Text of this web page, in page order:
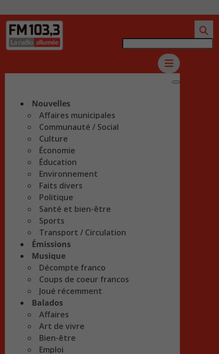
Nouvelles
Affaires municipales
Communauté / Social
Culture
Économie
Éducation
Environnement
Faits divers
Politique
Santé et bien-être
Sports
Transport / Circulation
Émissions
Musique
Décompte franco
Coups de coeur francos
Joué récemment
Balados
Affaires
Art de vivre
Bien-être
Emploi